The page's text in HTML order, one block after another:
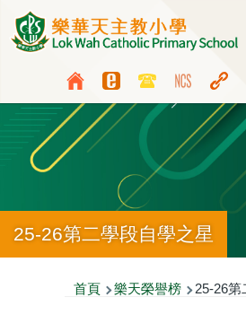
移至主內容
Top
Media
Icon
Button
25-26第二學段自學之星
首頁 樂天榮譽榜 25-26第